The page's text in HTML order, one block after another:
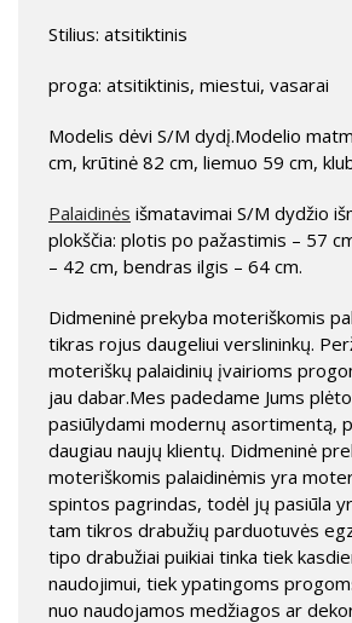
Stilius: atsitiktinis
proga: atsitiktinis, miestui, vasarai
Modelis dėvi S/M dydį.Modelio
cm, krūtinė 82 cm, liemuo 59 cm,
Palaidinės išmatavimai S/M dydžio
plokščia: plotis po pažastimis – 57
– 42 cm, bendras ilgis – 64 cm.
Didmeninė prekyba moteriškomis
tikras rojus daugeliui verslininkų.
moteriškų palaidinių įvairioms
jau dabar.Mes padedame Jums
pasiūlydami modernų asortimentą,
daugiau naujų klientų. Didmeninė
moteriškomis palaidinėmis yra
spintos pagrindas, todėl jų pasiūla
tam tikros drabužių parduotuvės
tipo drabužiai puikiai tinka tiek
naudojimui, tiek ypatingoms
nuo naudojamos medžiagos ar